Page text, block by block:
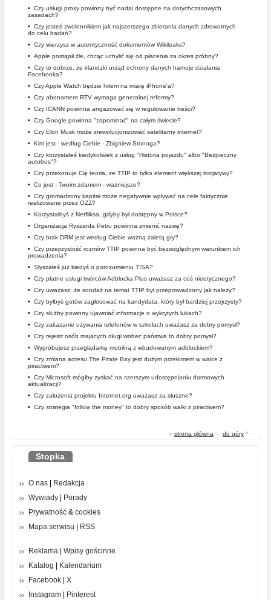
• Czy usługi proxy powinny być nadal dostępne na dotychczasowych
zasadach?
• Czy jesteś zwolennikiem jak najszerszego zbierania danych zdrowotnych
do celu badań?
• Czy wierzysz w autentyczność dokumentów Wikileaks?
• Apple postąpił źle, chcąc uchylić się od płacenia za okres próbny?
• Czy to dobrze, że irlandzki urząd ochrony danych hamuje działania
Facebooka?
• Czy Apple Watch będzie hitem na miarę iPhone'a?
• Czy abonament RTV wymaga generalnej reformy?
• Czy ICANN powinna angażować się w regulowanie treści?
• Czy Google powinna "zapominać" na całym świecie?
• Czy Elon Musk może zrewolucjonizować satelitarny internet?
• Kim jest - według Ciebie - Zbigniew Stonoga?
• Czy korzystałeś kiedykolwiek z usług "Historia pojazdu" albo "Bezpieczny
autobus"?
• Czy przekonuje Cię teoria, ze TTIP to tylko element większej inicjatywy?
• Co jest - Twoim zdaniem - ważniejsze?
• Czy gromadzony kapitał może negatywnie wpływać na cele faktycznie
realizowane przez OZZ?
• Korzystałbyś z Netfliksa, gdyby był dostępny w Polsce?
• Organizacja Ryszarda Petru powinna zmienić nazwę?
• Czy brak DRM jest według Ciebie ważną zaletą gry?
• Czy przejrzystość rozmów TTIP powinna być bezwzględnym warunkiem ich
prowadzenia?
• Słyszałeś już kiedyś o porozumieniu TISA?
• Czy płatne usługi twórców Adblocka Plus uważasz za coś nieetycznego?
• Czy uważasz, że sondaż na temat TTIP był przeprowadzony jak należy?
• Czy byłbyś gotów zagłosować na kandydata, który był bardziej przejrzysty?
• Czy służby powinny ujawniać informacje o wykrytych lukach?
• Czy zakazanie używania telefonów w szkołach uważasz za dobry pomysł?
• Czy rejestr osób mających długi wobec państwa to dobry pomysł?
• Wypróbujesz przeglądarkę mobilną z wbudowanym adblockiem?
• Czy zmiana adresu The Pirate Bay jest dużym przełomem w walce z
piractwem?
• Czy Microsoft mógłby zyskać na szerszym udostępnianiu darmowych
aktualizacji?
• Czy założenia projektu Internet.org uważasz za słuszne?
• Czy strategia "follow the money" to dobry sposób walki z piractwem?
« strona główna - do góry ^
Stopka
O nas
Redakcja
Wywiady
Porady
Prywatność & cookies
Mapa serwisu
RSS
Reklama
Wpisy gościnne
Katalog
Kalendarium
Facebook
X
Instagram
Pinterest